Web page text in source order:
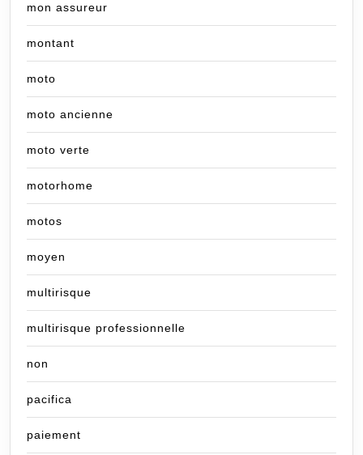
mon assureur
montant
moto
moto ancienne
moto verte
motorhome
motos
moyen
multirisque
multirisque professionnelle
non
pacifica
paiement